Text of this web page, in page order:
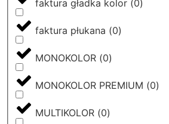
faktura gładka kolor (0)
faktura płukana (0)
MONOKOLOR (0)
MONOKOLOR PREMIUM (0)
MULTIKOLOR (0)